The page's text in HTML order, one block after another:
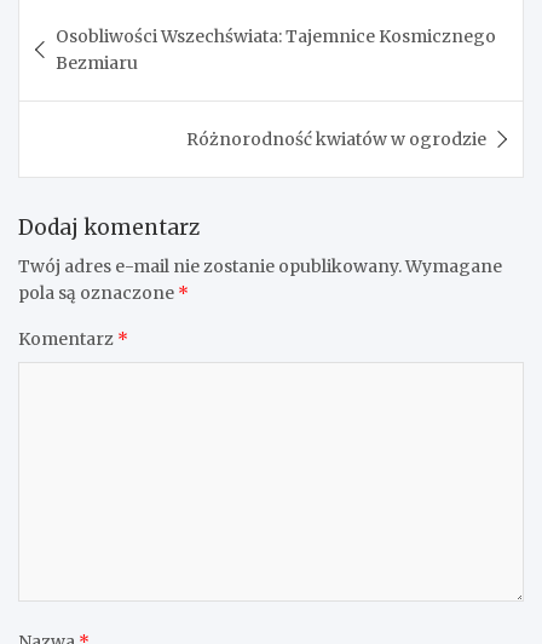
wpisu
Osobliwości Wszechświata: Tajemnice Kosmicznego
Bezmiaru
Różnorodność kwiatów w ogrodzie
Dodaj komentarz
Twój adres e-mail nie zostanie opublikowany.Wymagane
pola są oznaczone *
Komentarz *